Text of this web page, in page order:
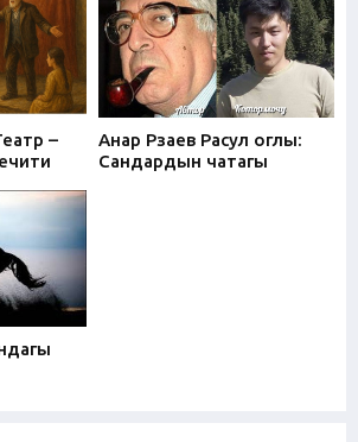
–
Анар Рзаев Расул оглы:
Сандардын чатагы